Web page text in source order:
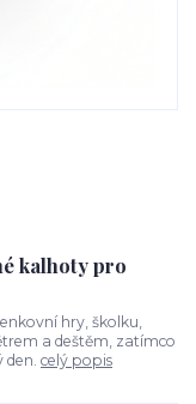
kalhoty pro
hry, školku,
a deštěm, zatímco
den. celý popis